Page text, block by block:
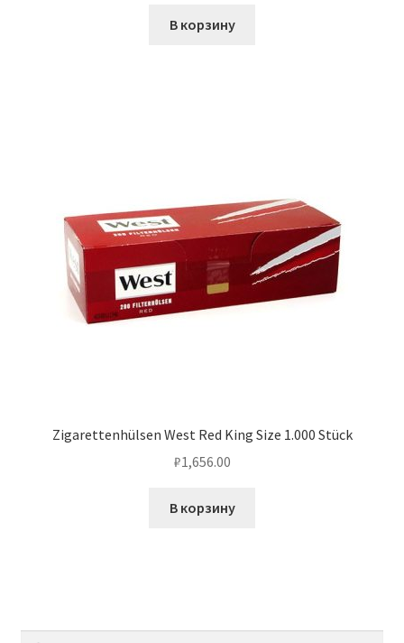
В корзину
Zigarettenhülsen West Red King Size 1.000 Stück
₽1,656.00
В корзину